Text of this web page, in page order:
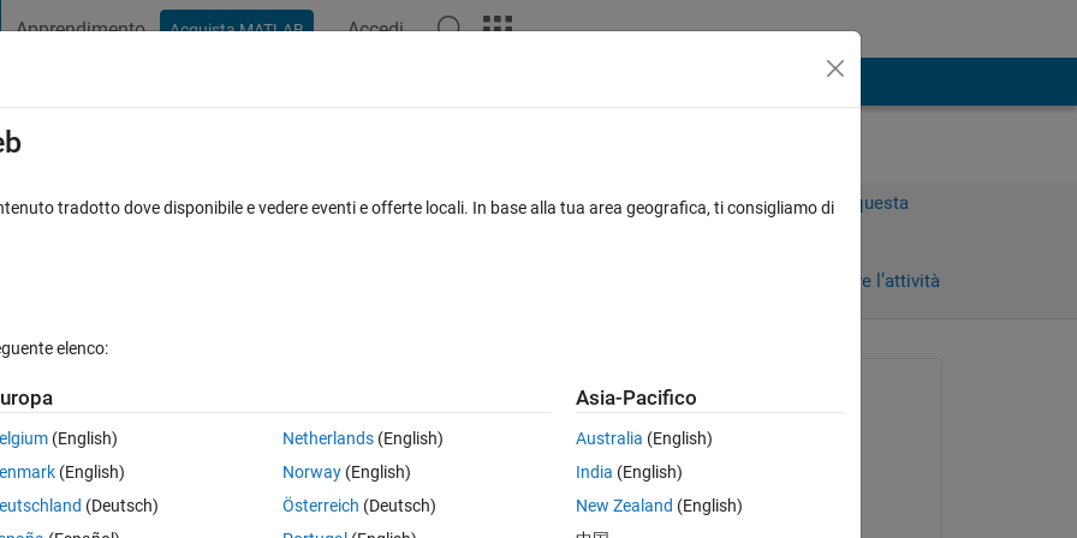
Apprendimento Acquista MATLAB Accedi
simmech ?
Accedi per rispondere a questa
Accedi per seguire l’attività
0 voti
his vibration behaiviour in different Position. That is why I started to learn simulink and simmech.
Richiesto:
il 28 Gen 2017
Risposto:
tradotto dove disponibile e vedere eventi e offerte locali. In base alla tua area geografica, ti consigliamo di
elenco:
(English)
(English)
(Deutsch)
Netherlands(English)
Norway(English)
Österreich (Deutsch)
Asia-Pacifico
Australia (English)
India (English)
New Zealand (English)